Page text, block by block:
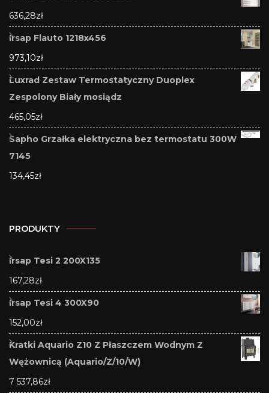
636,28zł
Irsap Flauto 1218x456
973,10zł
Luxrad Zestaw Termostatyczny Duoplex
Zespolony Biały mosiądz
465,05zł
Sapho Grzałka elektryczna bez termostatu 300W
7145
134,45zł
PRODUKTY
Irsap Tesi 2 200X135
167,28zł
Irsap Tesi 4 300X90
152,00zł
Kratki Aquario Z10 Z Płaszczem Wodnym Z
Wężownicą (Aquario/Z/10/W)
7 537,86zł